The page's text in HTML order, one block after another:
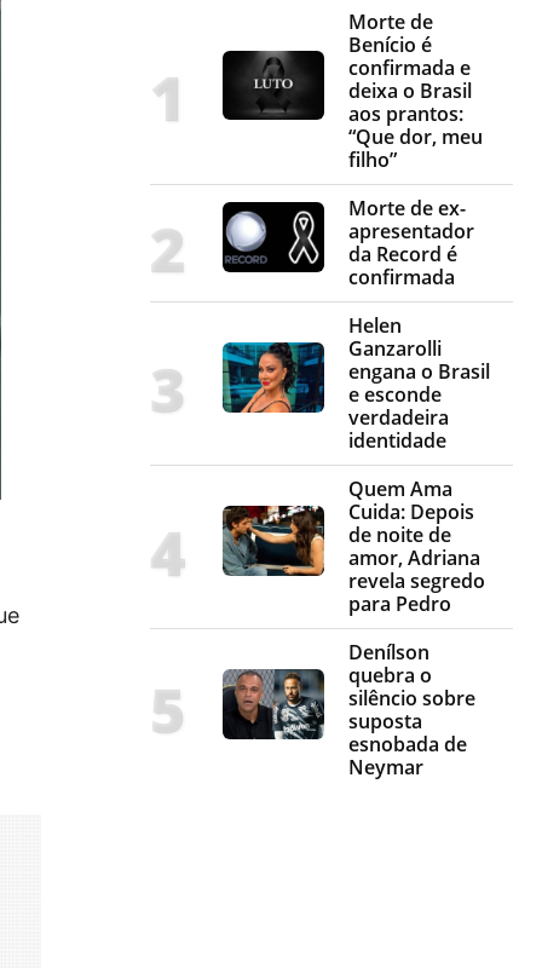
Morte de
Benício é
confirmada e
deixa o Brasil
aos prantos:
“Que dor, meu
filho”
Morte de ex-
apresentador
da Record é
confirmada
Helen
Ganzarolli
engana o Brasil
e esconde
verdadeira
identidade
Quem Ama
Cuida: Depois
de noite de
amor, Adriana
revela segredo
para Pedro
Denílson
quebra o
silêncio sobre
suposta
esnobada de
Neymar